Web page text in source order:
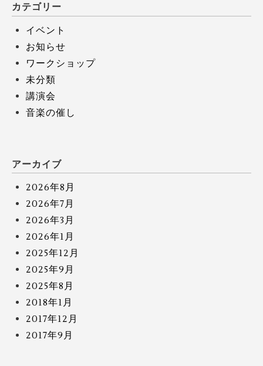
カテゴリー
イベント
お知らせ
ワークショップ
未分類
講演会
音楽の催し
アーカイブ
2026年8月
2026年7月
2026年3月
2026年1月
2025年12月
2025年9月
2025年8月
2018年1月
2017年12月
2017年9月